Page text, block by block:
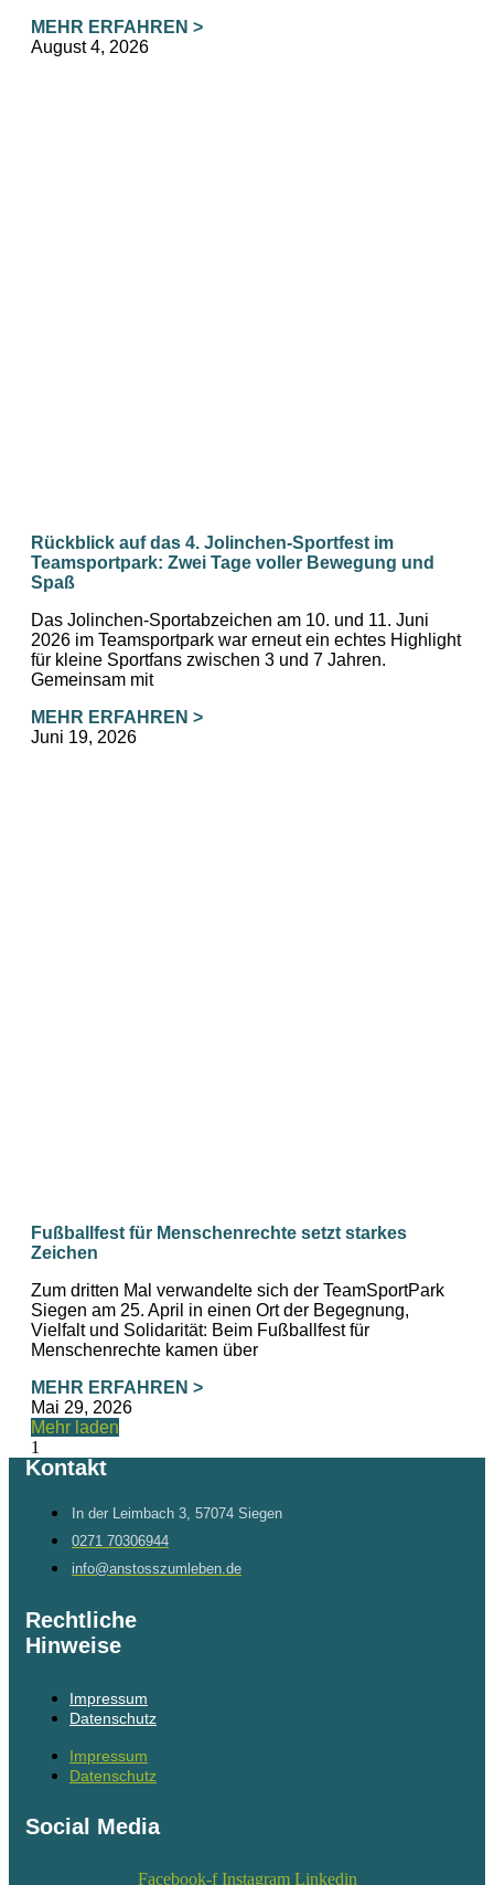
MEHR ERFAHREN >
August 4, 2026
Rückblick auf das 4. Jolinchen‑Sportfest im
Teamsportpark: Zwei Tage voller Bewegung und
Spaß
Das Jolinchen-Sportabzeichen am 10. und 11. Juni
2026 im Teamsportpark war erneut ein echtes Highlight
für kleine Sportfans zwischen 3 und 7 Jahren.
Gemeinsam mit
MEHR ERFAHREN >
Juni 19, 2026
Fußballfest für Menschenrechte setzt starkes
Zeichen
Zum dritten Mal verwandelte sich der TeamSportPark
Siegen am 25. April in einen Ort der Begegnung,
Vielfalt und Solidarität: Beim Fußballfest für
Menschenrechte kamen über
MEHR ERFAHREN >
Mai 29, 2026
Mehr laden
Kontakt
In der Leimbach 3, 57074 Siegen
0271 70306944
info@anstosszumleben.de
Rechtliche
Hinweise
Impressum
Datenschutz
Impressum
Datenschutz
Social Media
Facebook-f Instagram Linkedin